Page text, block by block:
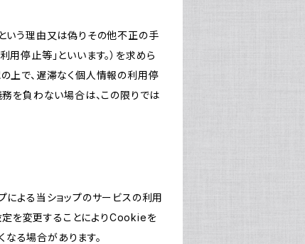
いう理由又は偽りその他不正の手
停止等」といいます。）を求めら
上で、遅滞なく個人情報の利用停
を負わない場合は、この限りでは
による当ショップのサービスの利用
定を変更することによりCookieを
る場合があります。